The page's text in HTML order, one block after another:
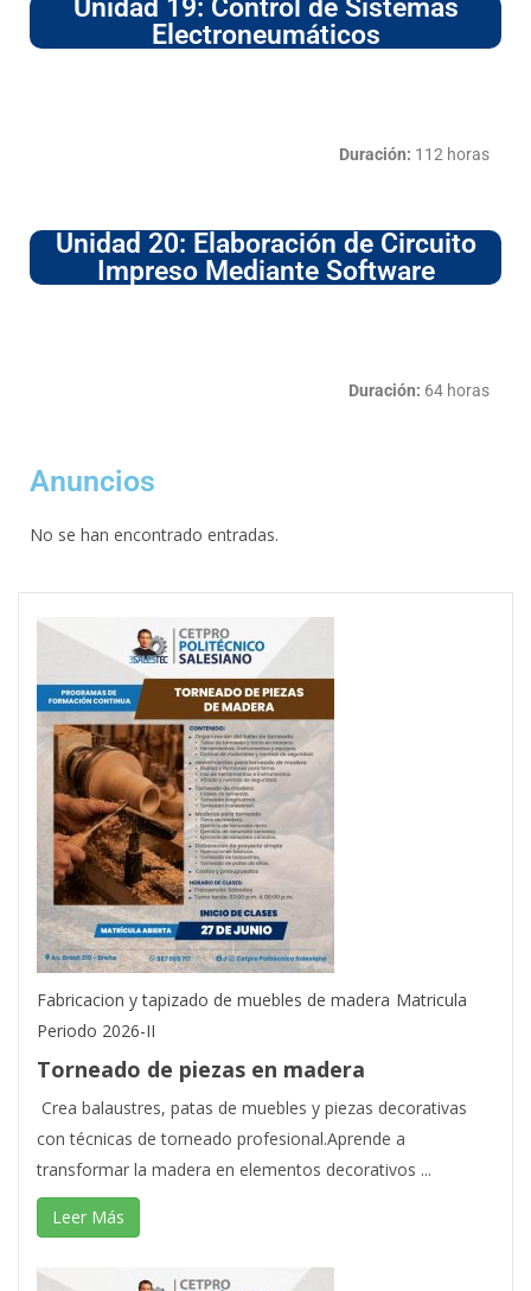
Unidad 19: Control de Sistemas
Electroneumáticos
Duración: 112 horas
Unidad 20: Elaboración de Circuito
Impreso Mediante Software
Duración: 64 horas
Anuncios
No se han encontrado entradas.
Fabricacion y tapizado de muebles de madera Matricula
Periodo 2026-II
Torneado de piezas en madera
Crea balaustres, patas de muebles y piezas decorativas
con técnicas de torneado profesional.Aprende a
transformar la madera en elementos decorativos ...
Leer Más